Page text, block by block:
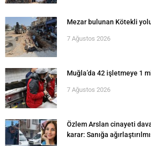
Mezar bulunan Kötekli
7 Ağustos 2026
Muğla’da 42 işletmeye 1
7 Ağustos 2026
Özlem Arslan cinayeti
karar: Sanığa